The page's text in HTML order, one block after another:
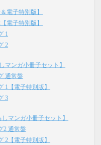
電子特別版】
電子特別版】
1
2
マンガ小冊子セット】
通常盤
1【電子特別版】
3
マンガ小冊子セット】
2 通常盤
2【電子特別版】